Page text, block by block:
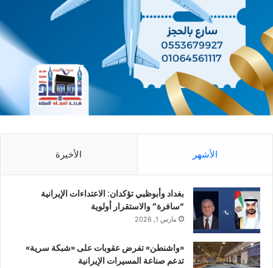
الأشهر الأخيرة
بغداد وأبوظبي تؤكدان: الاعتداءات الإيرانية
“سافرة” والاستقرار أولوية
مارس 1, 2026
«واشنطن» تفرض عقوبات على «شبكة سرية»
تدعم صناعة المسيرات الإيرانية